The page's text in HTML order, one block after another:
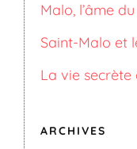
Malo, l’âme
Saint-Malo et
La vie secrète
ARCHIVES